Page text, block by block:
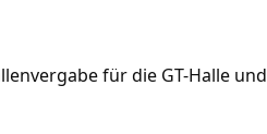
für die GT-Halle und